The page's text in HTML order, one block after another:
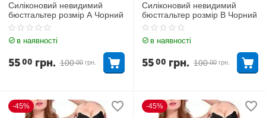
Силіконовий невидимий
бюстгальтер розмір A Чорний
в наявності
100 00 грн.
5500 грн.
Силіконовий невидимий
бюстгальтер розмір B Чорний
в наявності
100 00 грн.
5500 грн.
-45% -45%